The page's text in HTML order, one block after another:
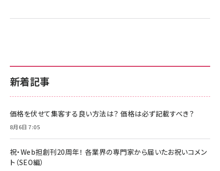
新着記事
価格を伏せて集客する良い方法は？ 価格は必ず記載すべき？
8月6日 7:05
祝・Web担創刊20周年！ 各業界の専門家から届いたお祝いコメン
ト（SEO編）